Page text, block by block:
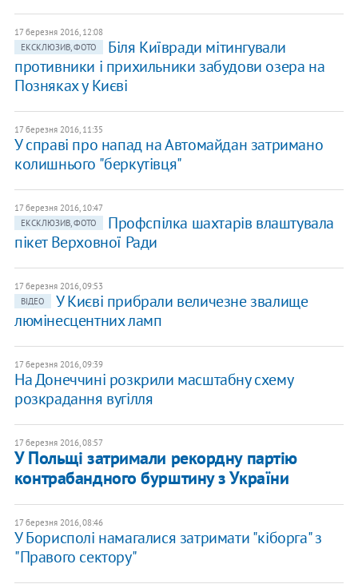
17 березня 2016, 12:08
ЕКСКЛЮЗИВ, ФОТО
Біля Київради мітингували
противники і прихильники забудови озера на
Позняках у Києві
17 березня 2016, 11:35
У справі про напад на Автомайдан затримано
колишнього "беркутівця"
17 березня 2016, 10:47
ЕКСКЛЮЗИВ, ФОТО
Профспілка шахтарів влаштувала
пікет Верховної Ради
17 березня 2016, 09:53
ВІДЕО
У Києві прибрали величезне звалище
люмінесцентних ламп
17 березня 2016, 09:39
На Донеччині розкрили масштабну схему
розкрадання вугілля
17 березня 2016, 08:57
У Польщі затримали рекордну партію
контрабандного бурштину з України
17 березня 2016, 08:46
У Борисполі намагалися затримати "кіборга" з
"Правого сектору"